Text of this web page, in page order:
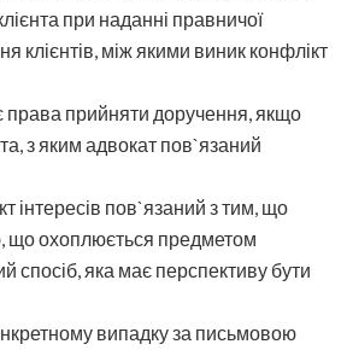
при наданні правничої
між якими виник конфлікт
права прийняти доручення, якщо
з яким адвокат пов`язаний
інтересів пов`язаний з тим, що
що охоплюється предметом
спосіб, яка має перспективу бути
випадку за письмовою